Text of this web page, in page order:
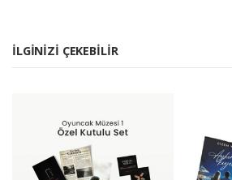
İLGINIZI ÇEKEBILIR